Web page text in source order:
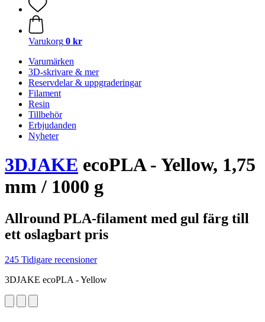
Varukorg 0 kr
Varumärken
3D-skrivare & mer
Reservdelar & uppgraderingar
Filament
Resin
Tillbehör
Erbjudanden
Nyheter
3DJAKE ecoPLA - Yellow, 1,75
mm / 1000 g
Allround PLA-filament med gul färg till
ett oslagbart pris
245 Tidigare recensioner
3DJAKE ecoPLA - Yellow